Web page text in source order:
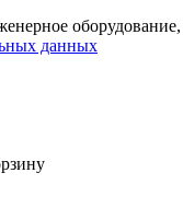
оборудование,
данных